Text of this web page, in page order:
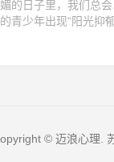
的日子里，我们总
青少年出现“阳光抑
© 迈浪心理.